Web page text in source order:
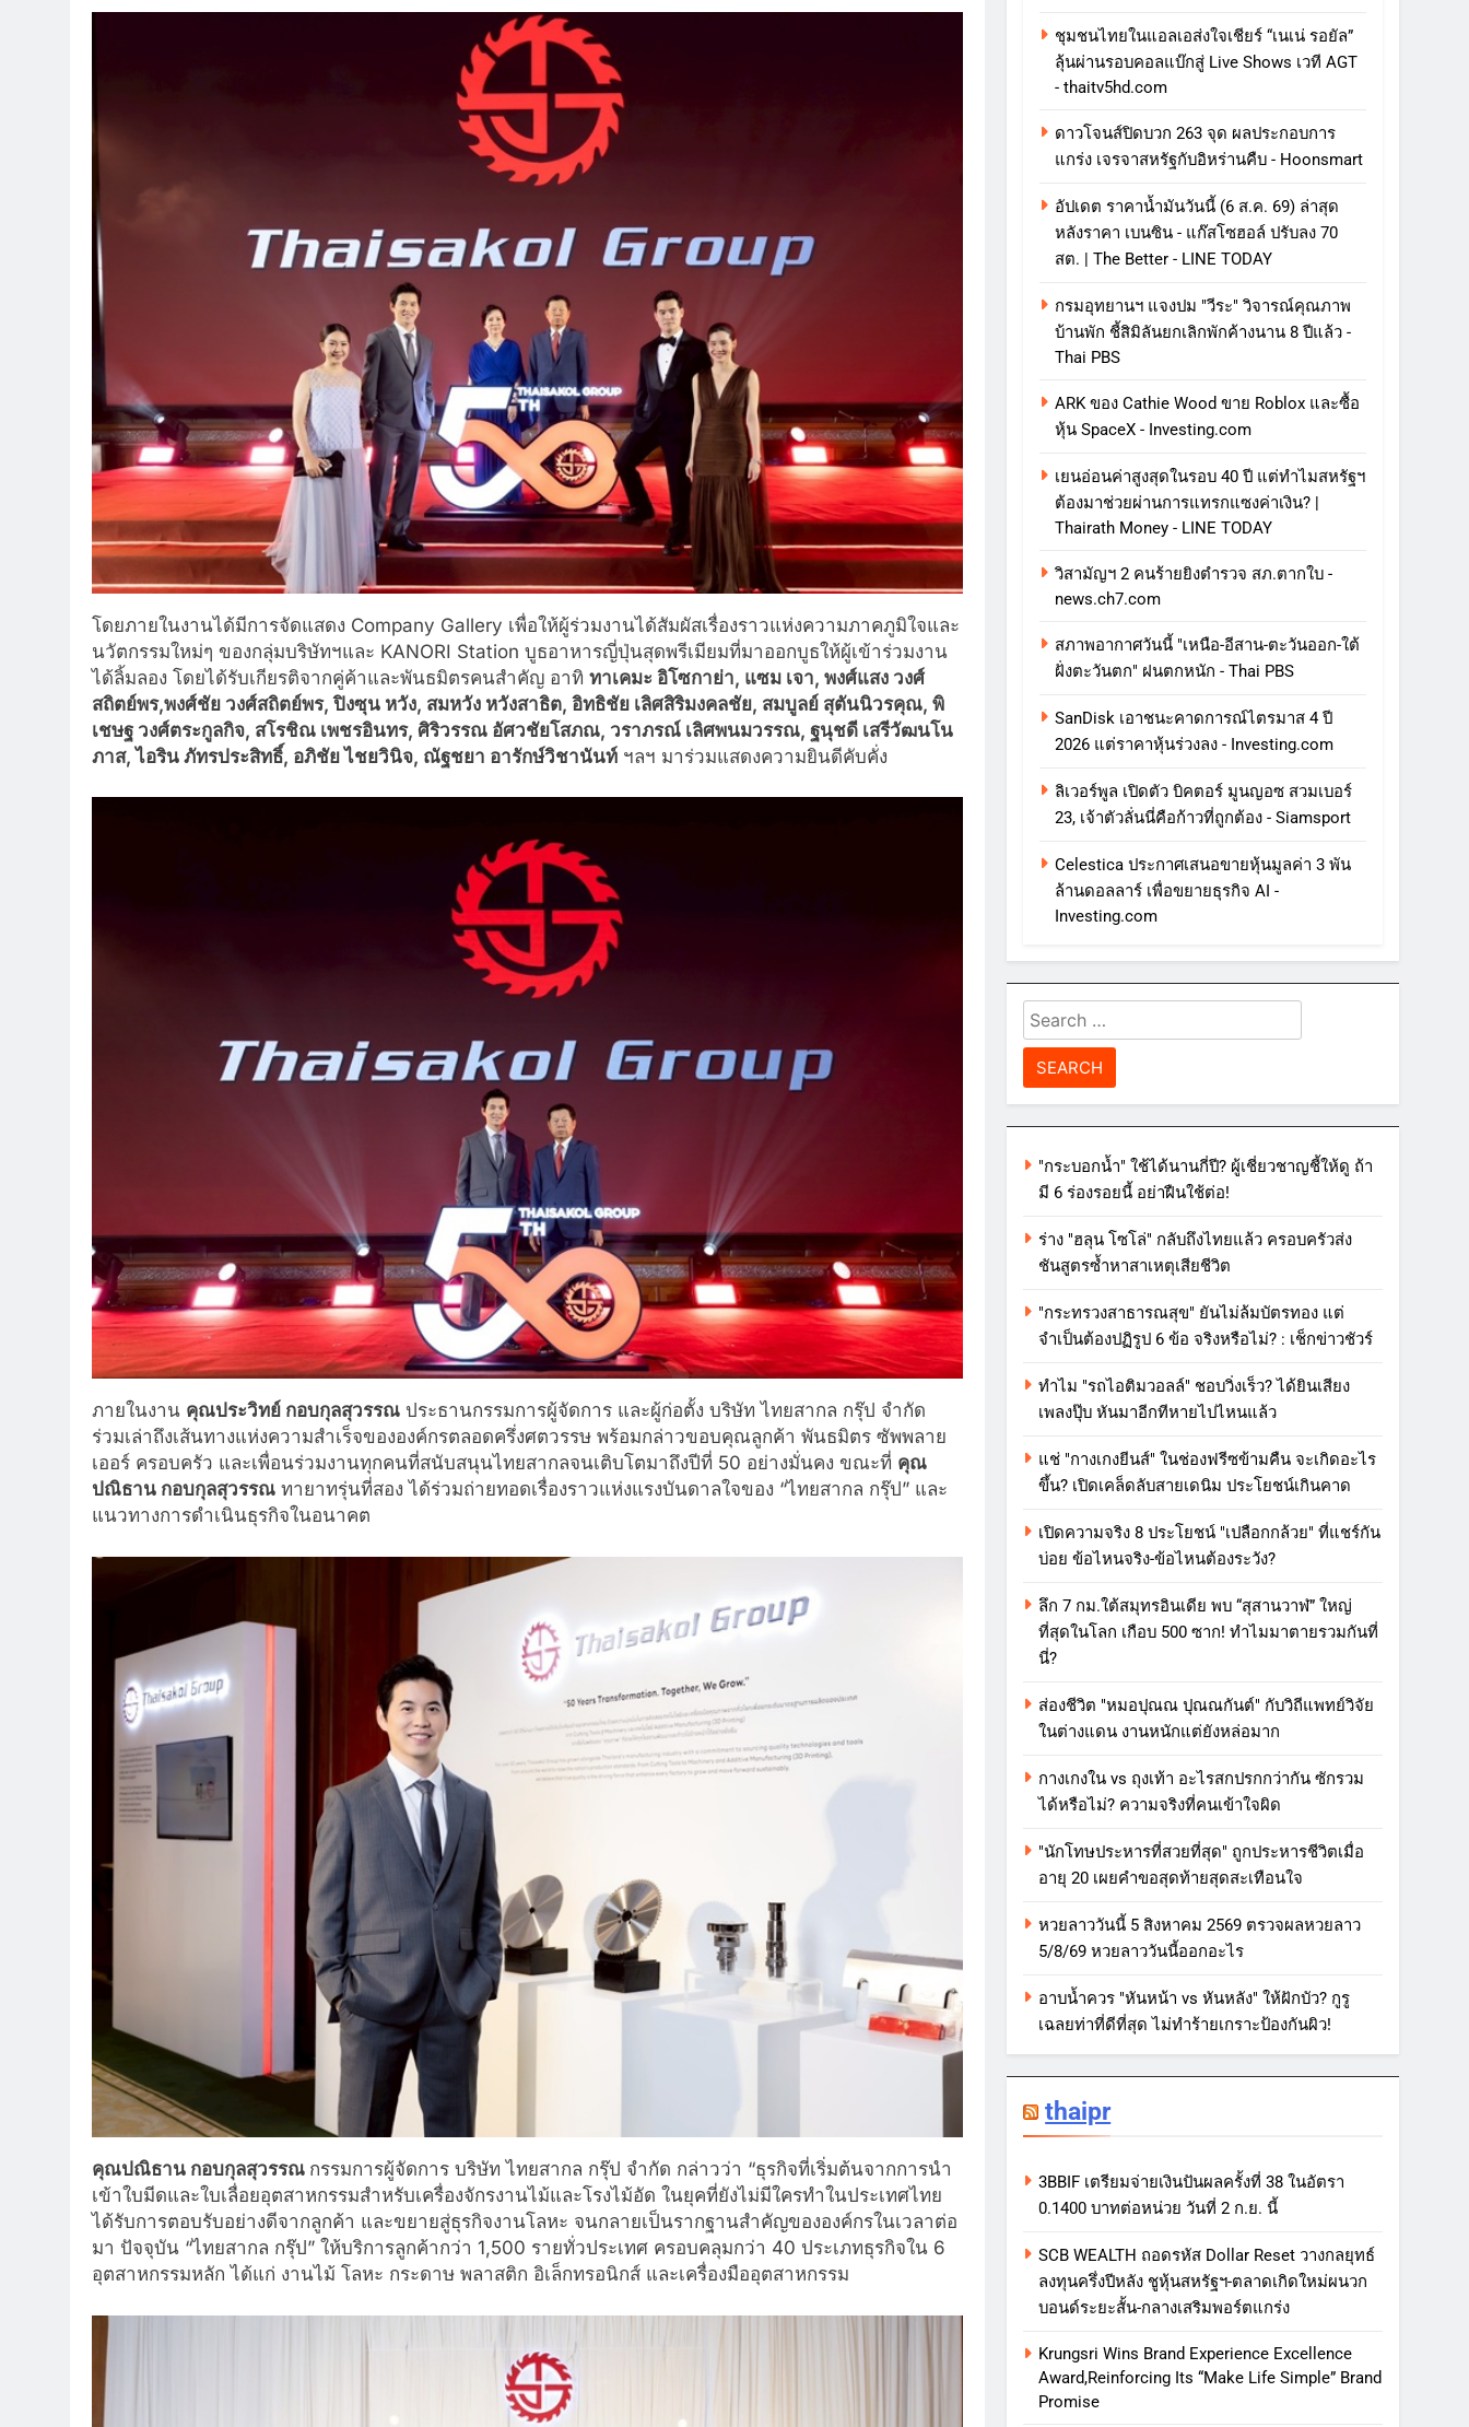
โดยภายในงานได้มีการจัดแสดง Company Gallery เพื่อให้ผู้ร่วมงานได้สัมผัสเรื่องราวแห่งความภาคภูมิใจและ
นวัตกรรมใหม่ๆ ของกลุ่มบริษัทฯและ KANORI Station บูธอาหารญี่ปุ่นสุดพรีเมียมที่มาออกบูธให้ผู้เข้าร่วมงาน
ได้ลิ้มลอง โดยได้รับเกียรติจากคู่ค้าและพันธมิตรคนสำคัญ อาทิ ทาเคมะ อิโซกาย่า, แซม เจา, พงศ์แสง วงศ์
สถิตย์พร,พงศ์ชัย วงศ์สถิตย์พร, ปิงซุน หวัง, สมหวัง หวังสาธิต, อิทธิชัย เลิศสิริมงคลชัย, สมบูลย์ สุตันนิวรคุณ, พิ
เชษฐ วงศ์ตระกูลกิจ, สโรชิณ เพชรอินทร, ศิริวรรณ อัศวชัยโสภณ, วราภรณ์ เลิศพนมวรรณ, ฐนุชดี เสรีวัฒนโน
ภาส, ไอริน ภัทรประสิทธิ์, อภิชัย ไชยวินิจ, ณัฐชยา อารักษ์วิชานันท์ ฯลฯ มาร่วมแสดงความยินดีคับคั่ง
ภายในงาน คุณประวิทย์ กอบกุลสุวรรณ ประธานกรรมการผู้จัดการ และผู้ก่อตั้ง บริษัท ไทยสากล กรุ๊ป จำกัด
ร่วมเล่าถึงเส้นทางแห่งความสำเร็จขององค์กรตลอดครึ่งศตวรรษ พร้อมกล่าวขอบคุณลูกค้า พันธมิตร ซัพพลาย
เออร์ ครอบครัว และเพื่อนร่วมงานทุกคนที่สนับสนุนไทยสากลจนเติบโตมาถึงปีที่ 50 อย่างมั่นคง ขณะที่ คุณ
ปณิธาน กอบกุลสุวรรณ ทายาทรุ่นที่สอง ได้ร่วมถ่ายทอดเรื่องราวแห่งแรงบันดาลใจของ “ไทยสากล กรุ๊ป” และ
แนวทางการดำเนินธุรกิจในอนาคต
คุณปณิธาน กอบกุลสุวรรณ กรรมการผู้จัดการ บริษัท ไทยสากล กรุ๊ป จำกัด กล่าวว่า “ธุรกิจที่เริ่มต้นจากการนำ
เข้าใบมีดและใบเลื่อยอุตสาหกรรมสำหรับเครื่องจักรงานไม้และโรงไม้อัด ในยุคที่ยังไม่มีใครทำในประเทศไทย
ได้รับการตอบรับอย่างดีจากลูกค้า และขยายสู่ธุรกิจงานโลหะ จนกลายเป็นรากฐานสำคัญขององค์กรในเวลาต่อ
มา ปัจจุบัน “ไทยสากล กรุ๊ป” ให้บริการลูกค้ากว่า 1,500 รายทั่วประเทศ ครอบคลุมกว่า 40 ประเภทธุรกิจใน 6
อุตสาหกรรมหลัก ได้แก่ งานไม้ โลหะ กระดาษ พลาสติก อิเล็กทรอนิกส์ และเครื่องมืออุตสาหกรรม
ชุมชนไทยในแอลเอส่งใจเชียร์ “เนเน่ รอยัล”
ลุ้นผ่านรอบคอลแบ๊กสู่ Live Shows เวที AGT
- thaitv5hd.com
ดาวโจนส์ปิดบวก 263 จุด ผลประกอบการ
แกร่ง เจรจาสหรัฐกับอิหร่านคืบ - Hoonsmart
อัปเดต ราคาน้ำมันวันนี้ (6 ส.ค. 69) ล่าสุด
หลังราคา เบนซิน - แก๊สโซฮอล์ ปรับลง 70
สต. | The Better - LINE TODAY
กรมอุทยานฯ แจงปม "วีระ" วิจารณ์คุณภาพ
บ้านพัก ชี้สิมิลันยกเลิกพักค้างนาน 8 ปีแล้ว -
Thai PBS
ARK ของ Cathie Wood ขาย Roblox และซื้อ
หุ้น SpaceX - Investing.com
เยนอ่อนค่าสูงสุดในรอบ 40 ปี แต่ทำไมสหรัฐฯ
ต้องมาช่วยผ่านการแทรกแซงค่าเงิน? |
Thairath Money - LINE TODAY
วิสามัญฯ 2 คนร้ายยิงตำรวจ สภ.ตากใบ -
news.ch7.com
สภาพอากาศวันนี้ "เหนือ-อีสาน-ตะวันออก-ใต้
ฝั่งตะวันตก" ฝนตกหนัก - Thai PBS
SanDisk เอาชนะคาดการณ์ไตรมาส 4 ปี
2026 แต่ราคาหุ้นร่วงลง - Investing.com
ลิเวอร์พูล เปิดตัว บิคตอร์ มูนญอซ สวมเบอร์
23, เจ้าตัวลั่นนี่คือก้าวที่ถูกต้อง - Siamsport
Celestica ประกาศเสนอขายหุ้นมูลค่า 3 พัน
ล้านดอลลาร์ เพื่อขยายธุรกิจ AI -
Investing.com
Search
for:
"กระบอกน้ำ" ใช้ได้นานกี่ปี? ผู้เชี่ยวชาญชี้ให้ดู ถ้า
มี 6 ร่องรอยนี้ อย่าฝืนใช้ต่อ!
ร่าง "ฮลุน โซโล่" กลับถึงไทยแล้ว ครอบครัวส่ง
ชันสูตรซ้ำหาสาเหตุเสียชีวิต
"กระทรวงสาธารณสุข" ยันไม่ล้มบัตรทอง แต่
จำเป็นต้องปฏิรูป 6 ข้อ จริงหรือไม่? : เช็กข่าวชัวร์
ทำไม "รถไอติมวอลล์" ชอบวิ่งเร็ว? ได้ยินเสียง
เพลงปุ๊บ หันมาอีกทีหายไปไหนแล้ว
แช่ "กางเกงยีนส์" ในช่องฟรีซข้ามคืน จะเกิดอะไร
ขึ้น? เปิดเคล็ดลับสายเดนิม ประโยชน์เกินคาด
เปิดความจริง 8 ประโยชน์ "เปลือกกล้วย" ที่แชร์กัน
บ่อย ข้อไหนจริง-ข้อไหนต้องระวัง?
ลึก 7 กม.ใต้สมุทรอินเดีย พบ “สุสานวาฬ” ใหญ่
ที่สุดในโลก เกือบ 500 ซาก! ทำไมมาตายรวมกันที่
นี่?
ส่องชีวิต "หมอปุณณ ปุณณกันต์" กับวิถีแพทย์วิจัย
ในต่างแดน งานหนักแต่ยังหล่อมาก
กางเกงใน vs ถุงเท้า อะไรสกปรกกว่ากัน ซักรวม
ได้หรือไม่? ความจริงที่คนเข้าใจผิด
"นักโทษประหารที่สวยที่สุด" ถูกประหารชีวิตเมื่อ
อายุ 20 เผยคำขอสุดท้ายสุดสะเทือนใจ
หวยลาววันนี้ 5 สิงหาคม 2569 ตรวจผลหวยลาว
5/8/69 หวยลาววันนี้ออกอะไร
อาบน้ำควร "หันหน้า vs หันหลัง" ให้ฝักบัว? กูรู
เฉลยท่าที่ดีที่สุด ไม่ทำร้ายเกราะป้องกันผิว!
thaipr
3BBIF เตรียมจ่ายเงินปันผลครั้งที่ 38 ในอัตรา
0.1400 บาทต่อหน่วย วันที่ 2 ก.ย. นี้
SCB WEALTH ถอดรหัส Dollar Reset วางกลยุทธ์
ลงทุนครึ่งปีหลัง ชูหุ้นสหรัฐฯ-ตลาดเกิดใหม่ผนวก
บอนด์ระยะสั้น-กลางเสริมพอร์ตแกร่ง
Krungsri Wins Brand Experience Excellence
Award,Reinforcing Its “Make Life Simple” Brand
Promise